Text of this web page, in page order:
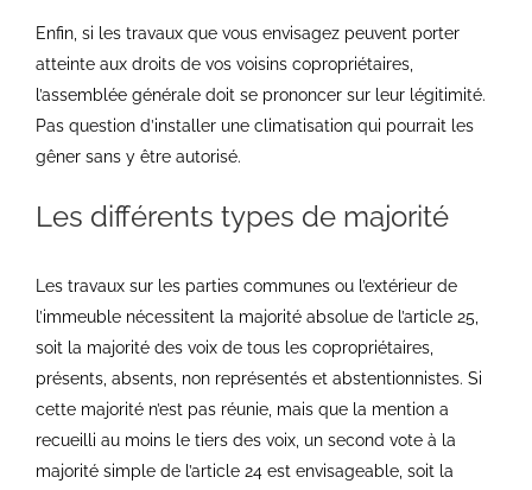
Enfin, si les travaux que vous envisagez peuvent porter
atteinte aux droits de vos voisins copropriétaires,
l’assemblée générale doit se prononcer sur leur légitimité.
Pas question d’installer une climatisation qui pourrait les
gêner sans y être autorisé.
Les différents types de majorité
Les travaux sur les parties communes ou l’extérieur de
l’immeuble nécessitent la majorité absolue de l’article 25,
soit la majorité des voix de tous les copropriétaires,
présents, absents, non représentés et abstentionnistes. Si
cette majorité n’est pas réunie, mais que la mention a
recueilli au moins le tiers des voix, un second vote à la
majorité simple de l’article 24 est envisageable, soit la